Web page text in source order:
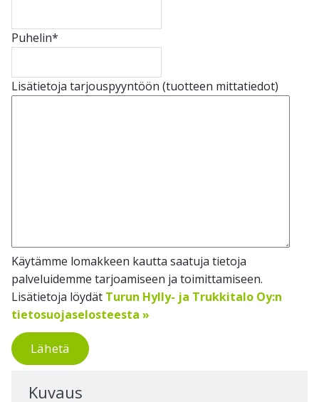
Puhelin*
Lisätietoja tarjouspyyntöön (tuotteen mittatiedot)
Käytämme lomakkeen kautta saatuja tietoja
palveluidemme tarjoamiseen ja toimittamiseen.
Lisätietoja löydät Turun Hylly- ja Trukkitalo Oy:n
tietosuojaselosteesta »
Lähetä
Kuvaus